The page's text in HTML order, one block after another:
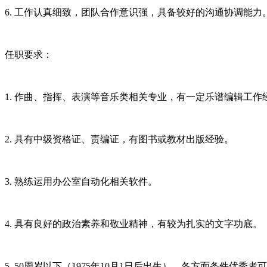
6. 工作认真细致，团队合作意识强，具备较好的沟通协调能力。
任职要求：
1. 作曲、指挥、表演等音乐类相关专业，有一定乐谱编辑工作
2. 具有中级资格证、责编证，有图书或教材出版经验。
3. 熟练运用办公室自动化相关软件。
4. 具有良好的政治素养和敬业精神，有较为扎实的文字功底。